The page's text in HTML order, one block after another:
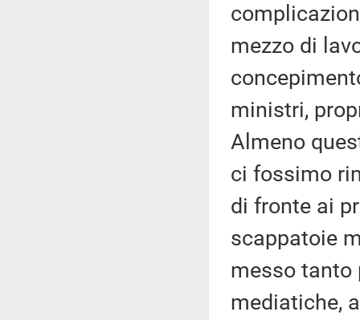
mezzo di
ministri,
Almeno
ci fossimo
di fronte ai
scappatoie
messo tanto
mediatiche,